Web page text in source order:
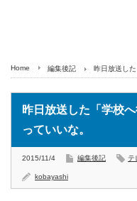
Home 編集後記 昨日放送し
昨日放送した「学校
っていいな。
2015/11/4 編集後記 テ
kobayashi